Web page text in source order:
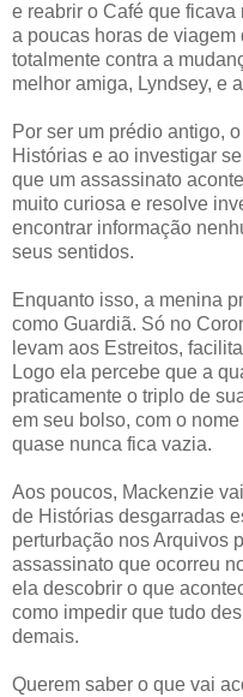
e reabrir o Café que
a poucas horas de viagem
totalmente contra a
melhor amiga, Lyndsey, e
Por ser um prédio antigo,
Histórias e ao investigar
que um assassinato
muito curiosa e resolve
encontrar informação
seus sentidos.
Enquanto isso, a menina
como Guardiã. Só no
levam aos Estreitos,
Logo ela percebe que a
praticamente o triplo de
em seu bolso, com o
quase nunca fica vazia.
Aos poucos, Mackenzie
de Histórias desgarradas
perturbação nos Arquivos
assassinato que ocorreu
ela descobrir o que
como impedir que tudo
demais.
Querem saber o que vai